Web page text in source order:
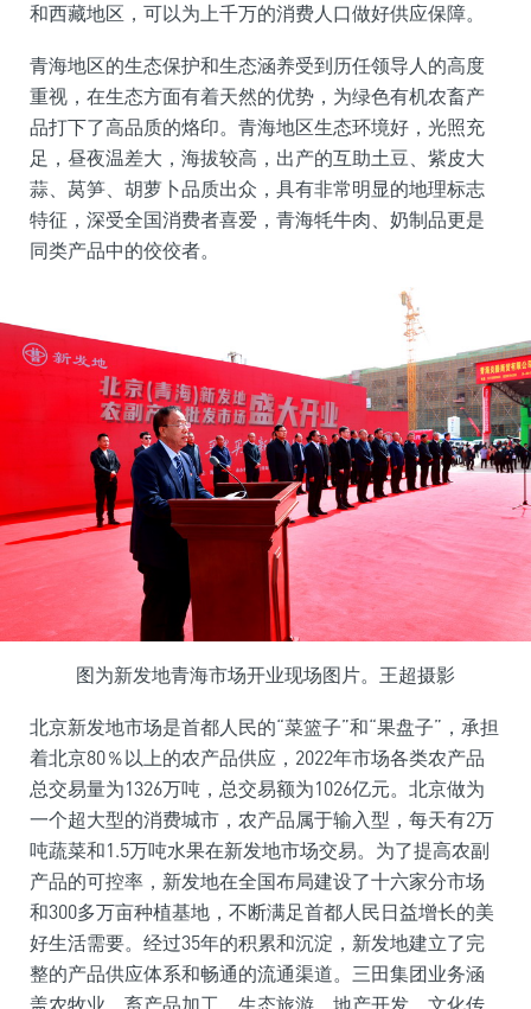
和西藏地区，可以为上千万的消费人口做好供应保障。
青海地区的生态保护和生态涵养受到历任领导人的高度
重视，在生态方面有着天然的优势，为绿色有机农畜产
品打下了高品质的烙印。青海地区生态环境好，光照充
足，昼夜温差大，海拔较高，出产的互助土豆、紫皮大
蒜、莴笋、胡萝卜品质出众，具有非常明显的地理标志
特征，深受全国消费者喜爱，青海牦牛肉、奶制品更是
同类产品中的佼佼者。
图为新发地青海市场开业现场图片。王超摄影
北京新发地市场是首都人民的“菜篮子”和“果盘子”，承担
着北京80％以上的农产品供应，2022年市场各类农产品
总交易量为1326万吨，总交易额为1026亿元。北京做为
一个超大型的消费城市，农产品属于输入型，每天有2万
吨蔬菜和1.5万吨水果在新发地市场交易。为了提高农副
产品的可控率，新发地在全国布局建设了十六家分市场
和300多万亩种植基地，不断满足首都人民日益增长的美
好生活需要。经过35年的积累和沉淀，新发地建立了完
整的产品供应体系和畅通的流通渠道。三田集团业务涵
盖农牧业、畜产品加工、生态旅游、地产开发、文化传